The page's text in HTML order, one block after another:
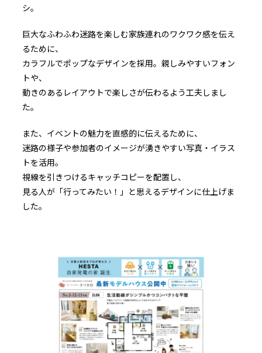
シ。
巨大なふわふわ迷路を楽しむ家族連れのワクワク感を伝え
るために、
カラフルでポップなデザインを採用。親しみやすいフォン
トや、
動きのあるレイアウトで楽しさが伝わるよう工夫しまし
た。
また、イベントの魅力を直感的に伝えるために、
迷路の様子や参加者のイメージが湧きやすい写真・イラス
トを活用。
視線を引きつけるキャッチコピーを配置し、
見る人が「行ってみたい！」と思えるデザインに仕上げま
した。